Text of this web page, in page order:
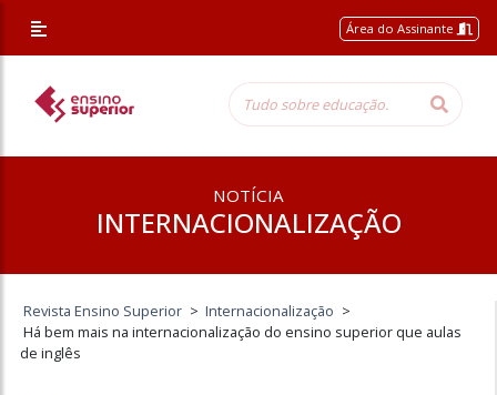
Área do Assinante
NOTÍCIA
INTERNACIONALIZAÇÃO
Revista Ensino Superior > Internacionalização >
Há bem mais na internacionalização do ensino superior que aulas
de inglês